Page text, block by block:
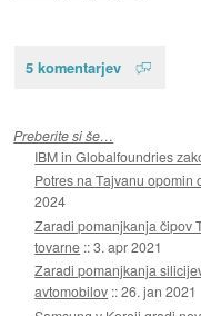
5 komentarjev
Preberite si še…
IBM in Globalfoundries
Potres na Tajvanu
2024
Zaradi pomanjkanja čipov
tovarne ::3. apr 2021
Zaradi pomanjkanja
avtomobilov ::26. jan 2021